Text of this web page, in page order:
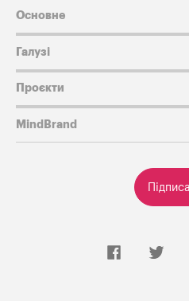
Основне
Галузі
Проєкти
MindBrand